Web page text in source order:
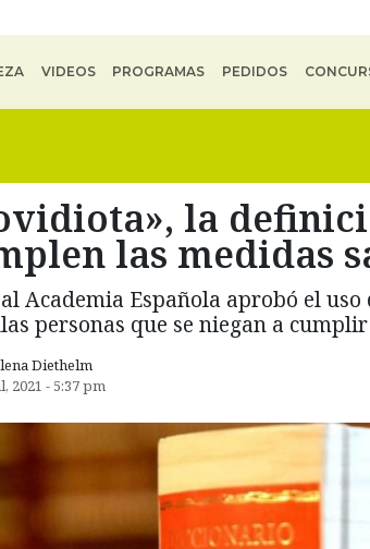
VIDEOS PROGRAMAS PEDIDOS
la
las medidas
Academia Española aprobó el
personas que se niegan a
Diethelm
2021 - 5:37 pm